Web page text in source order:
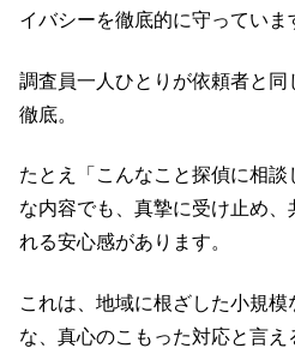
イバシーを徹底的に守っていま
調査員一人ひとりが依頼者と
徹底。
たとえ「こんなこと探偵に相談
な内容でも、真摯に受け止め、
れる安心感があります。
これは、地域に根ざした小規
な、真心のこもった対応と言え